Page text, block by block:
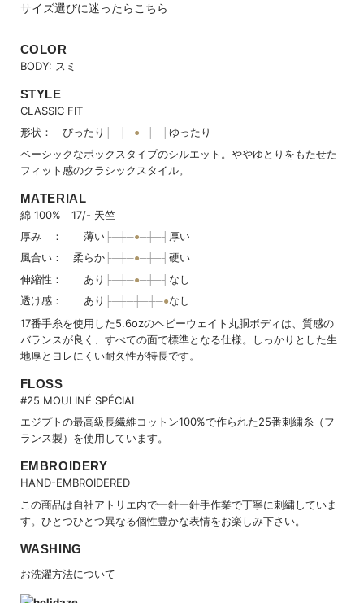
サイズ選びに迷ったらこちら
COLOR
BODY: スミ
STYLE
CLASSIC FIT
形状： ぴったり ゆったり
ベーシックなボックスタイプのシルエット。ややゆとりをもたせた
フィット感のクラシックスタイル。
MATERIAL
綿 100% 17/- 天竺
厚み ： 薄い
厚い
風合い： 柔らか
硬い
伸縮性： あり
なし
透け感： あり
なし
17番手糸を使用した5.6ozのヘビーウェイト丸胴ボディは、質感の
バランスが良く、すべての面で標準となる仕様。しっかりとした生
地厚とヨレにくい耐久性が特長です。
FLOSS
#25 MOULINÉ SPÉCIAL
エジプトの最高級長繊維コットン100%で作られた25番刺繍糸（フ
ランス製）を使用しています。
EMBROIDERY
HAND-EMBROIDERED
この商品は自社アトリエ内で一針一針手作業で丁寧に刺繍していま
す。ひとつひとつ異なる個性豊かな表情をお楽しみ下さい。
WASHING
お洗濯方法について